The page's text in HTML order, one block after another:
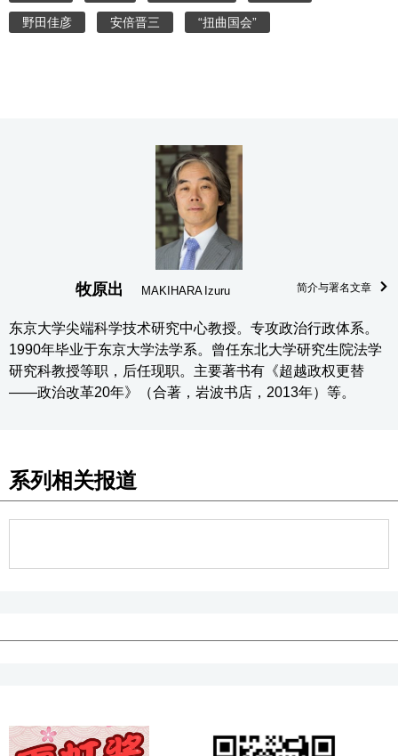
野田佳彦 安倍晋三 “扭曲国会”
牧原出 MAKIHARA Izuru 简介与署名文章
东京大学尖端科学技术研究中心教授。专攻政治行政体系。
1990年毕业于东京大学法学系。曾任东北大学研究生院法学
研究科教授等职，后任现职。主要著书有《超越政权更替
——政治改革20年》（合著，岩波书店，2013年）等。
系列相关报道